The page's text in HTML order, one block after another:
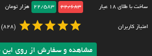
ساخت با طلای ۱۸ عیار 22/683
22/583 هزار تومان
امتیاز کاربران (828)
مشاهده و سفارش از روی این